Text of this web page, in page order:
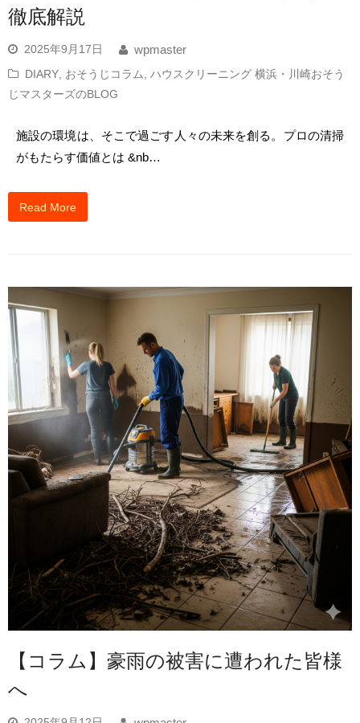
徹底解説
2025年9月17日
wpmaster
DIARY, おそうじコラム, ハウスクリーニング 横浜・川崎おそう
じマスターズのBLOG
施設の環境は、そこで過ごす人々の未来を創る。プロの清掃
がもたらす価値とは &nb…
Read More
【コラム】豪雨の被害に遭われた皆様
へ